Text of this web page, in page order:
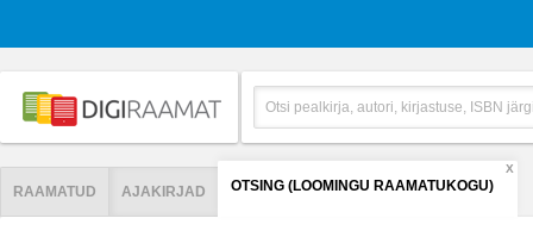
RAAMATUD AJAKIRJAD OTSING (LOOMINGU RAAMATUKOGU)
X